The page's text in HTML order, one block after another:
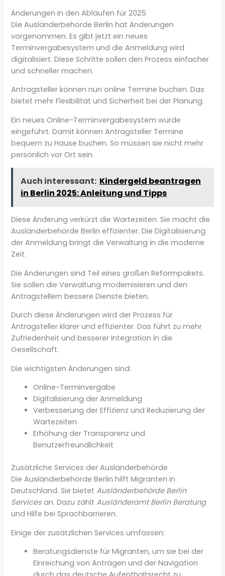
Änderungen in den Abläufen für 2025
Die Ausländerbehörde Berlin hat Änderungen
vorgenommen. Es gibt jetzt ein neues
Terminvergabesystem und die Anmeldung wird
digitalisiert. Diese Schritte sollen den Prozess einfacher
und schneller machen.
Antragsteller können nun online Termine buchen. Das
bietet mehr Flexibilität und Sicherheit bei der Planung.
Ein neues Online-Terminvergabesystem wurde
eingeführt. Damit können Antragsteller Termine
bequem zu Hause buchen. So müssen sie nicht mehr
persönlich vor Ort sein.
Auch interessant: Kindergeld beantragen
in Berlin 2025: Anleitung und Tipps
Diese Änderung verkürzt die Wartezeiten. Sie macht die
Ausländerbehörde Berlin effizienter. Die Digitalisierung
der Anmeldung bringt die Verwaltung in die moderne
Zeit.
Die Änderungen sind Teil eines großen Reformpakets.
Sie sollen die Verwaltung modernisieren und den
Antragstellern bessere Dienste bieten.
Durch diese Änderungen wird der Prozess für
Antragsteller klarer und effizienter. Das führt zu mehr
Zufriedenheit und besserer Integration in die
Gesellschaft.
Die wichtigsten Änderungen sind:
Online-Terminvergabe
Digitalisierung der Anmeldung
Verbesserung der Effizienz und Reduzierung der
Wartezeiten
Erhöhung der Transparenz und
Benutzerfreundlichkeit
Zusätzliche Services der Ausländerbehörde
Die Ausländerbehörde Berlin hilft Migranten in
Deutschland. Sie bietetAusländerbehörde Berlin
Services an. Dazu zähltAusländeramt Berlin Beratung
und Hilfe bei Sprachbarrieren.
Einige der zusätzlichen Services umfassen:
Beratungsdienste für Migranten, um sie bei der
Einreichung von Anträgen und der Navigation